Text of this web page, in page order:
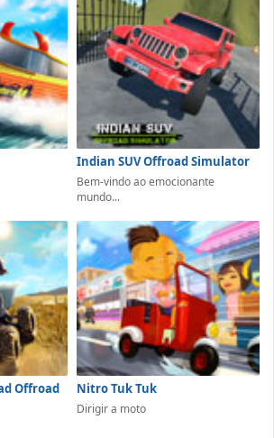
Indian SUV Offroad Simulator
Bem-vindo ao emocionante
mundo...
Offroad Nitro Tuk Tuk
Dirigir a moto